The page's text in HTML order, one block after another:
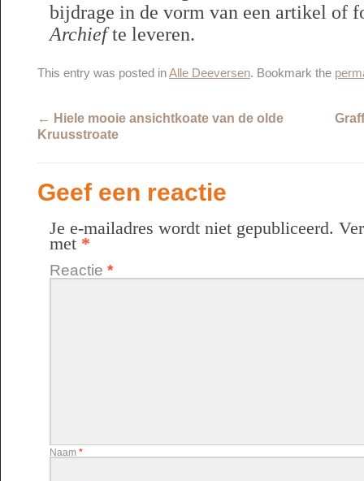
bijdrage in de vorm van een artikel of
Archiefte leveren.
This entry was posted inAlle Deeversen. Bookmark the
← Hiele mooie ansichtkoate van de olde
Kruusstroate
Geef een reactie
Je e-mailadres wordt niet gepubliceerd.
met *
Reactie *
Naam *